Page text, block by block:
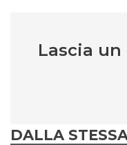
Lascia
DALLA